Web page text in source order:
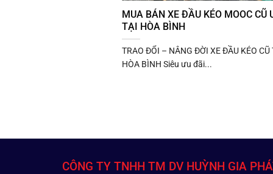
MUA BÁN XE ĐẦU KÉO MOOC CŨ
TẠI HÒA BÌNH
TRAO ĐỔI – NÂNG ĐỜI XE ĐẦU KÉO CŨ
HÒA BÌNH Siêu ưu đãi...
CÔNG TY TNHH TM DV HUỲNH GIA